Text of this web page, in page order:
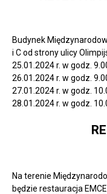
Budynek
i C od strony ulicy
25.01.2024 r. w godz.
26.01.2024 r. w godz.
27.01.2024 r. w godz.
28.01.2024 r. w godz.
Na terenie
będzie restauracja